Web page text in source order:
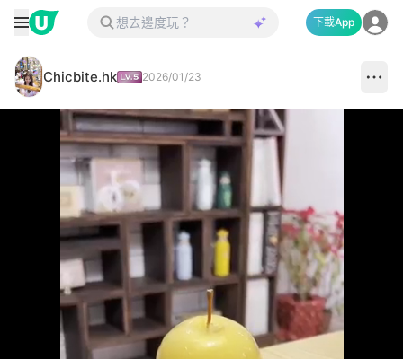
下載App
Chicbite.hk 2026/01/23